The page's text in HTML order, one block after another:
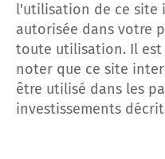
l'utilisation de ce site
autorisée dans votre
toute utilisation. Il
noter que ce site
être utilisé dans les
investissements